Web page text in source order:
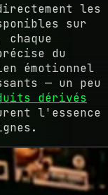
les
sur
du
émotionnel
— un peu
dérivés
l'essence